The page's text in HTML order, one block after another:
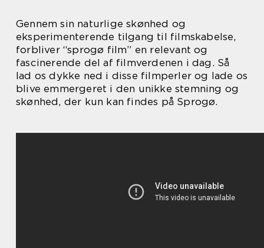
Gennem sin naturlige skønhed og
eksperimenterende tilgang til filmskabelse,
forbliver “sprogø film” en relevant og
fascinerende del af filmverdenen i dag. Så
lad os dykke ned i disse filmperler og lade os
blive emmergeret i den unikke stemning og
skønhed, der kun kan findes på Sprogø.